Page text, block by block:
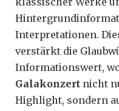
Interpretationen.
verstärkt die
Informationswert,
Galakonzert nicht
Highlight, sondern